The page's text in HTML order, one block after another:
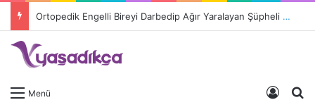
Ortopedik Engelli Bireyi Darbedip Ağır Yaralayan Şüpheli Tutuklandı
Menü Giriş